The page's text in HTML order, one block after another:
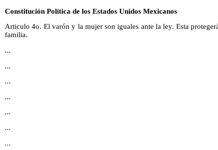
Constitución Política de los Estados Unidos Mexicanos
Articulo 4o. El varón y la mujer son iguales ante la ley. Esta
familia.
...
...
...
...
...
...
...